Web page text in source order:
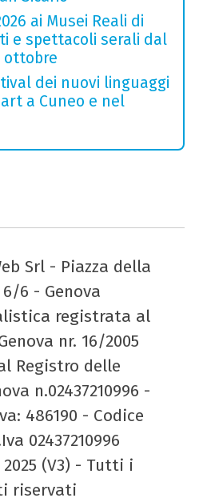
ai Musei Reali di
e spettacoli serali dal
ottobre
dei nuovi linguaggi
a Cuneo e nel
Srl - Piazza della
6 - Genova
registrata al
nr. 16/2005
Registro delle
n.02437210996 -
486190 - Codice
02437210996
(V3) - Tutti i
riservati